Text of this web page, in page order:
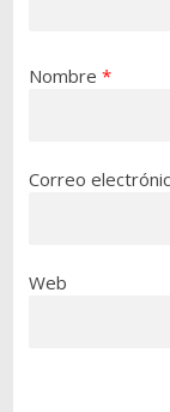
Nombre *
Correo
Web